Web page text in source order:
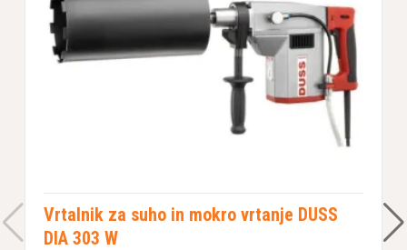
Vrtalnik za suho in mokro vrtanje DUSS
DIA 303 W